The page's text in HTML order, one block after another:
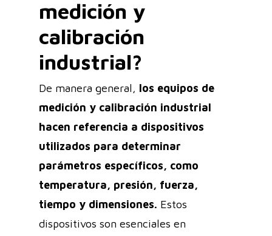
medición y
calibración
industrial?
De manera general, los equipos de
medición y calibración industrial
hacen referencia a dispositivos
utilizados para determinar
parámetros específicos, como
temperatura, presión, fuerza,
tiempo y dimensiones. Estos
dispositivos son esenciales en